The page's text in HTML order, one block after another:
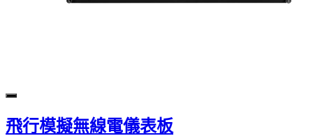
飛行模擬無線電儀表板